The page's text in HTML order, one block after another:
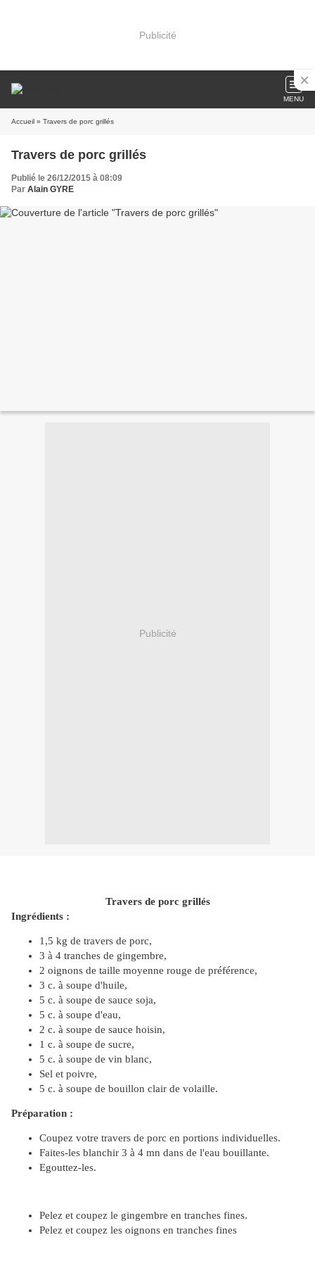
Publicité
MENU
Accueil » Travers de porc grillés
Travers de porc grillés
Publié le 26/12/2015 à 08:09
Par Alain GYRE
Publicité
Travers de porc grillés
Ingrédients :
1,5 kg de travers de porc,
3 à 4 tranches de gingembre,
2 oignons de taille moyenne rouge de préférence,
3 c. à soupe d'huile,
5 c. à soupe de sauce soja,
5 c. à soupe d'eau,
2 c. à soupe de sauce hoisin,
1 c. à soupe de sucre,
5 c. à soupe de vin blanc,
Sel et poivre,
5 c. à soupe de bouillon clair de volaille.
Préparation :
Coupez votre travers de porc en portions individuelles.
Faites-les blanchir 3 à 4 mn dans de l'eau bouillante.
Egouttez-les.
Pelez et coupez le gingembre en tranches fines.
Pelez et coupez les oignons en tranches fines